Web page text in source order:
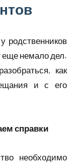
родственников
еще немало дел.
как
и с его
справки
необходимо